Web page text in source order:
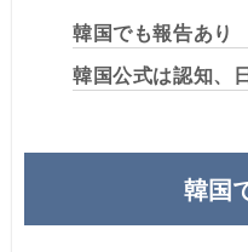
韓国でも報告あり
韓国公式は認知、
韓国